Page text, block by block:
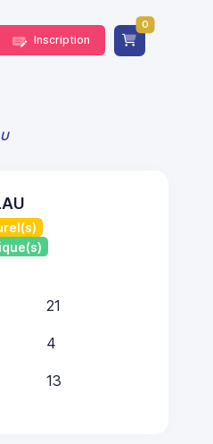
Inscription
0
21
4
13